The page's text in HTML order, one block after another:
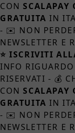
CON SCALAPAY
GRATUITA IN
- ✉️ NON
NEWSLETTER E
⭐ ISCRIVITI
INFO
RISERVATI - 💰
CON SCALAPAY
GRATUITA IN
- ✉️ NON
NEWSLETTER E